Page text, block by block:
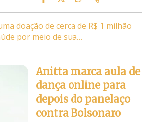
doação de cerca de R$ 1 milhão
por meio de sua…
Anitta marca aula de
dança online para
depois do panelaço
contra Bolsonaro